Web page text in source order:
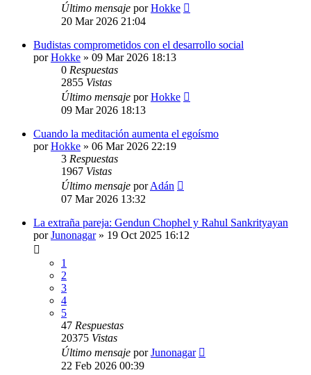
Último mensaje porHokke
20 Mar 2026 21:04
Budistas comprometidos con el desarrollo social
porHokke » 09 Mar 2026 18:13
0 Respuestas
2855 Vistas
Último mensaje porHokke
09 Mar 2026 18:13
Cuando la meditación aumenta el egoísmo
porHokke » 06 Mar 2026 22:19
3 Respuestas
1967 Vistas
Último mensaje porAdán
07 Mar 2026 13:32
La extraña pareja: Gendun Chophel y Rahul Sankrityayan
porJunonagar» 19 Oct 2025 16:12
1
2
3
4
5
47 Respuestas
20375 Vistas
Último mensaje porJunonagar
22 Feb 2026 00:39